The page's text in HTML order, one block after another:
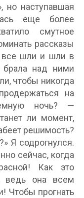
но наступавшая
еще более
смутное
рассказы
все шли и шли в
брала над ними
чтобы никогда
на
ночь? —
ли момент,
решимость?
Я содрогнулся.
сейчас, когда
Как это
ведь она всем
Чтобы прогнать